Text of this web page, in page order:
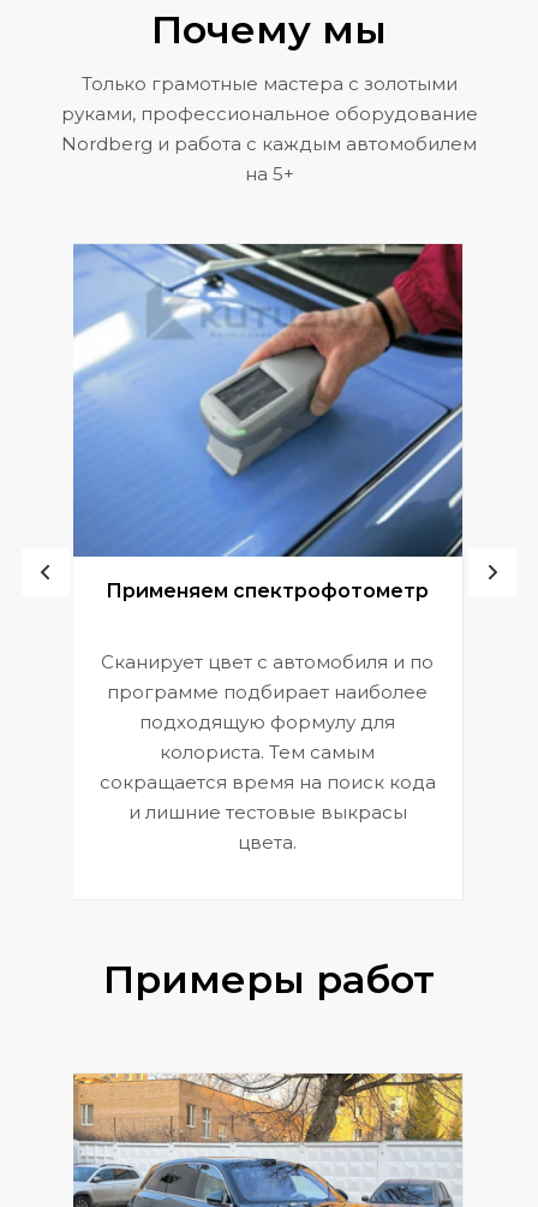
Почему мы
Только грамотные мастера с золотыми
руками, профессиональное оборудование
Nordberg и работа с каждым автомобилем
на 5+
Применяем спектрофотометр
Сканирует цвет с автомобиля и по
программе подбирает наиболее
подходящую формулу для
колориста. Тем самым
сокращается время на поиск кода
и лишние тестовые выкрасы
цвета.
Примеры работ